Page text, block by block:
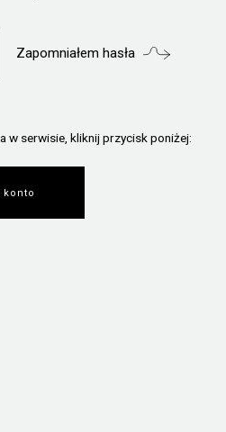
Zapomniałem hasła
w serwisie, kliknij przycisk poniżej: